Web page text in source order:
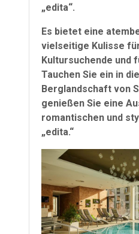
„edita“.
Es bietet eine
vielseitige Kulisse
Kultursuchende und
Tauchen Sie ein in
Berglandschaft von
genießen Sie eine
romantischen und
„edita.“